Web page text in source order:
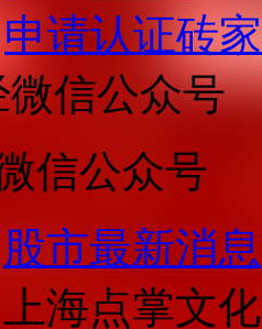
申请认证砖家
信公众号
股市最新消息
上海点掌文